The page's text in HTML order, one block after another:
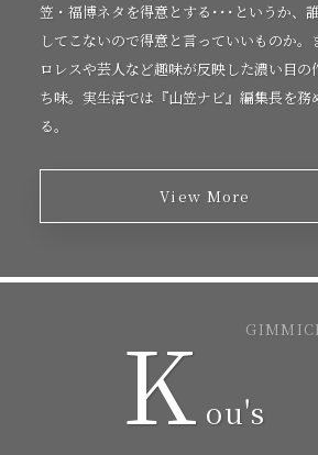
笠・福博ネタを得意とする･･･というか、
してこないので得意と言っていいものか。
ロレスや芸人など趣味が反映した濃い目の
ち味。実生活では『山笠ナビ』編集長を務
る。
View More
K ou's